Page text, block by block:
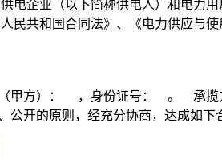
电企业（以下简称供电人）和电力
民共和国合同法》、《电力供应与
甲方）： ，身份证号： 。 承揽
公开的原则，经充分协商，达成如下